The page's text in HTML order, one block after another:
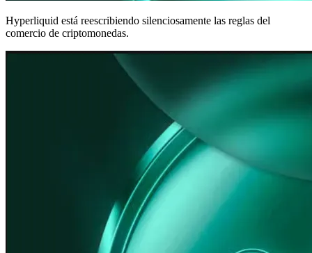
Hyperliquid está reescribiendo silenciosamente las reglas del
comercio de criptomonedas.